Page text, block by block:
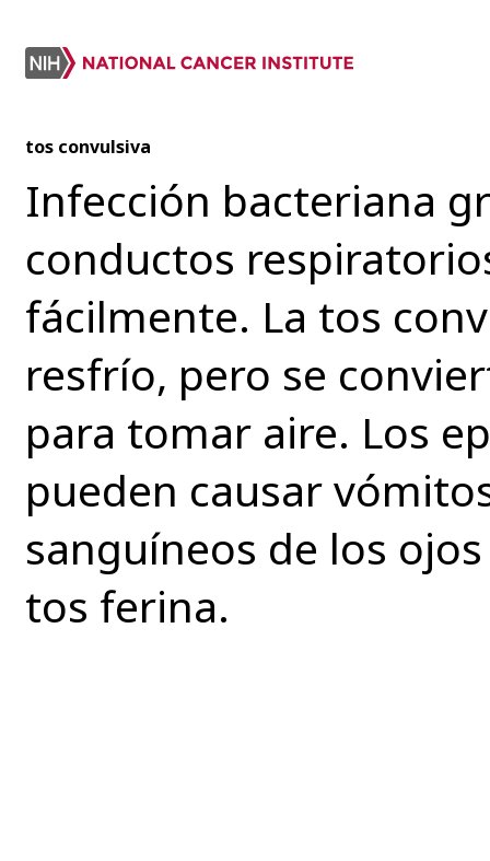
tos convulsiva
Infección bacteriana
conductos
fácilmente. La tos
resfrío, pero se
para tomar aire. Los
pueden causar
sanguíneos de los
tos ferina.